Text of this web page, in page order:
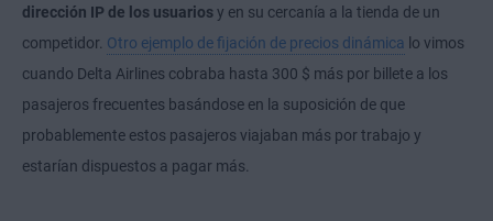
dirección IP de los usuariosy en su cercanía a la tienda de un
competidor. Otro ejemplo de fijación de precios dinámica lo vimos
cuando Delta Airlines cobraba hasta 300 $ más por billete a los
pasajeros frecuentes basándose en la suposición de que
probablemente estos pasajeros viajaban más por trabajo y
estarían dispuestos a pagar más.